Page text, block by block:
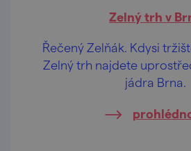
Zelný trh v
Řečený Zelňák. Kdysi
Zelný trh najdete
jádra Brna.